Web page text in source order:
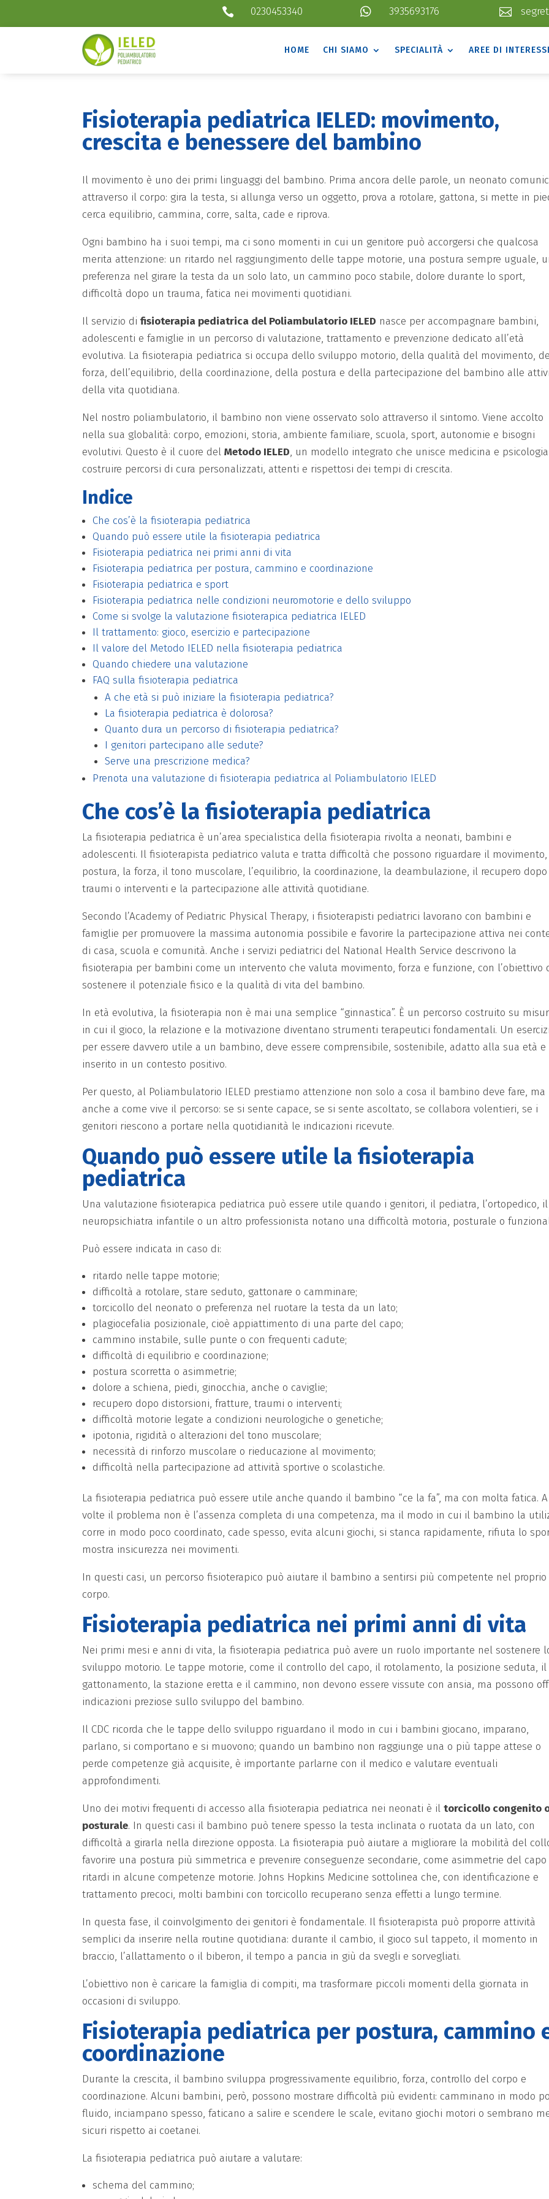
 0230453340  3935693176 
HOME CHI SIAMO SPECIALITÀ AREE DI
Fisioterapia pediatrica IELED: movimento,
crescita e benessere del bambino
Il movimento è uno dei primi linguaggi del bambino. Prima ancora delle parole, un neonato
attraverso il corpo: gira la testa, si allunga verso un oggetto, prova a rotolare, gattona, si mette in
cerca equilibrio, cammina, corre, salta, cade e riprova.
Ogni bambino ha i suoi tempi, ma ci sono momenti in cui un genitore può accorgersi che qualcosa
merita attenzione: un ritardo nel raggiungimento delle tappe motorie, una postura sempre uguale,
preferenza nel girare la testa da un solo lato, un cammino poco stabile, dolore durante lo sport,
difficoltà dopo un trauma, fatica nei movimenti quotidiani.
Il servizio difisioterapia pediatrica del Poliambulatorio IELED nasce per accompagnare bambini,
adolescenti e famiglie in un percorso di valutazione, trattamento e prevenzione dedicato all’età
evolutiva. La fisioterapia pediatrica si occupa dello sviluppo motorio, della qualità del movimento,
forza, dell’equilibrio, della coordinazione, della postura e della partecipazione del bambino alle
della vita quotidiana.
Nel nostro poliambulatorio, il bambino non viene osservato solo attraverso il sintomo. Viene accolto
nella sua globalità: corpo, emozioni, storia, ambiente familiare, scuola, sport, autonomie e bisogni
evolutivi. Questo è il cuore delMetodo IELED, un modello integrato che unisce medicina e
costruire percorsi di cura personalizzati, attenti e rispettosi dei tempi di crescita.
Indice
Che cos’è la fisioterapia pediatrica
Quando può essere utile la fisioterapia pediatrica
Fisioterapia pediatrica nei primi anni di vita
Fisioterapia pediatrica per postura, cammino e coordinazione
Fisioterapia pediatrica e sport
Fisioterapia pediatrica nelle condizioni neuromotorie e dello sviluppo
Come si svolge la valutazione fisioterapica pediatrica IELED
Il trattamento: gioco, esercizio e partecipazione
Il valore del Metodo IELED nella fisioterapia pediatrica
Quando chiedere una valutazione
FAQ sulla fisioterapia pediatrica
A che età si può iniziare la fisioterapia pediatrica?
La fisioterapia pediatrica è dolorosa?
Quanto dura un percorso di fisioterapia pediatrica?
I genitori partecipano alle sedute?
Serve una prescrizione medica?
Prenota una valutazione di fisioterapia pediatrica al Poliambulatorio IELED
Che cos’è la fisioterapia pediatrica
La fisioterapia pediatrica è un’area specialistica della fisioterapia rivolta a neonati, bambini e
adolescenti. Il fisioterapista pediatrico valuta e tratta difficoltà che possono riguardare il
postura, la forza, il tono muscolare, l’equilibrio, la coordinazione, la deambulazione, il recupero dopo
traumi o interventi e la partecipazione alle attività quotidiane.
Secondo l’Academy of Pediatric Physical Therapy, i fisioterapisti pediatrici lavorano con bambini e
famiglie per promuovere la massima autonomia possibile e favorire la partecipazione attiva nei
di casa, scuola e comunità. Anche i servizi pediatrici del National Health Service descrivono la
fisioterapia per bambini come un intervento che valuta movimento, forza e funzione, con l’obiettivo
sostenere il potenziale fisico e la qualità di vita del bambino.
In età evolutiva, la fisioterapia non è mai una semplice “ginnastica”. È un percorso costruito su
in cui il gioco, la relazione e la motivazione diventano strumenti terapeutici fondamentali. Un
per essere davvero utile a un bambino, deve essere comprensibile, sostenibile, adatto alla sua età e
inserito in un contesto positivo.
Per questo, al Poliambulatorio IELED prestiamo attenzione non solo a cosa il bambino deve fare, ma
anche a come vive il percorso: se si sente capace, se si sente ascoltato, se collabora volentieri, se i
genitori riescono a portare nella quotidianità le indicazioni ricevute.
Quando può essere utile la fisioterapia
pediatrica
Una valutazione fisioterapica pediatrica può essere utile quando i genitori, il pediatra, l’ortopedico, il
neuropsichiatra infantile o un altro professionista notano una difficoltà motoria, posturale o
Può essere indicata in caso di:
ritardo nelle tappe motorie;
difficoltà a rotolare, stare seduto, gattonare o camminare;
torcicollo del neonato o preferenza nel ruotare la testa da un lato;
plagiocefalia posizionale, cioè appiattimento di una parte del capo;
cammino instabile, sulle punte o con frequenti cadute;
difficoltà di equilibrio e coordinazione;
postura scorretta o asimmetrie;
dolore a schiena, piedi, ginocchia, anche o caviglie;
recupero dopo distorsioni, fratture, traumi o interventi;
difficoltà motorie legate a condizioni neurologiche o genetiche;
ipotonia, rigidità o alterazioni del tono muscolare;
necessità di rinforzo muscolare o rieducazione al movimento;
difficoltà nella partecipazione ad attività sportive o scolastiche.
La fisioterapia pediatrica può essere utile anche quando il bambino “ce la fa”, ma con molta fatica. A
volte il problema non è l’assenza completa di una competenza, ma il modo in cui il bambino la
corre in modo poco coordinato, cade spesso, evita alcuni giochi, si stanca rapidamente, rifiuta lo
mostra insicurezza nei movimenti.
In questi casi, un percorso fisioterapico può aiutare il bambino a sentirsi più competente nel proprio
corpo.
Fisioterapia pediatrica nei primi anni di vita
Nei primi mesi e anni di vita, la fisioterapia pediatrica può avere un ruolo importante nel sostenere
sviluppo motorio. Le tappe motorie, come il controllo del capo, il rotolamento, la posizione seduta, il
gattonamento, la stazione eretta e il cammino, non devono essere vissute con ansia, ma possono
indicazioni preziose sullo sviluppo del bambino.
Il CDC ricorda che le tappe dello sviluppo riguardano il modo in cui i bambini giocano, imparano,
parlano, si comportano e si muovono; quando un bambino non raggiunge una o più tappe attese o
perde competenze già acquisite, è importante parlarne con il medico e valutare eventuali
approfondimenti.
Uno dei motivi frequenti di accesso alla fisioterapia pediatrica nei neonati è iltorcicollo congenito
posturale. In questi casi il bambino può tenere spesso la testa inclinata o ruotata da un lato, con
difficoltà a girarla nella direzione opposta. La fisioterapia può aiutare a migliorare la mobilità del
favorire una postura più simmetrica e prevenire conseguenze secondarie, come asimmetrie del capo
ritardi in alcune competenze motorie. Johns Hopkins Medicine sottolinea che, con identificazione e
trattamento precoci, molti bambini con torcicollo recuperano senza effetti a lungo termine.
In questa fase, il coinvolgimento dei genitori è fondamentale. Il fisioterapista può proporre attività
semplici da inserire nella routine quotidiana: durante il cambio, il gioco sul tappeto, il momento in
braccio, l’allattamento o il biberon, il tempo a pancia in giù da svegli e sorvegliati.
L’obiettivo non è caricare la famiglia di compiti, ma trasformare piccoli momenti della giornata in
occasioni di sviluppo.
Fisioterapia pediatrica per postura, cammino
coordinazione
Durante la crescita, il bambino sviluppa progressivamente equilibrio, forza, controllo del corpo e
coordinazione. Alcuni bambini, però, possono mostrare difficoltà più evidenti: camminano in modo
fluido, inciampano spesso, faticano a salire e scendere le scale, evitano giochi motori o sembrano
sicuri rispetto ai coetanei.
La fisioterapia pediatrica può aiutare a valutare:
schema del cammino;